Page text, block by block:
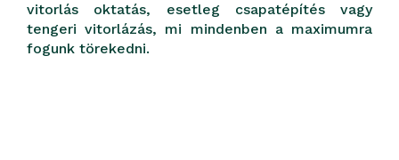
vitorlás oktatás, esetleg csapatépítés vagy
tengeri vitorlázás, mi mindenben a maximumra
fogunk törekedni.